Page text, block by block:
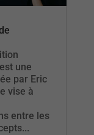
une
par Eric
vise à
entre les